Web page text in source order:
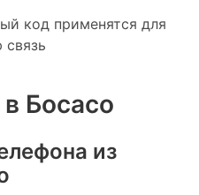
код применятся для
Босасо
из